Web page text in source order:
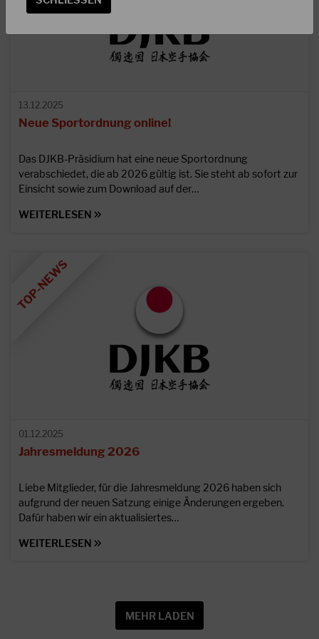
13.12.2025
Neue Sportordnung online!
Das DJKB-Präsidium hat eine neue Sportordnung
verabschiedet, die ab 2026 gültig ist. Sie steht ab sofort zur
Einsicht sowie zum Download auf der…
WEITERLESEN
01.12.2025
Jahresmeldung 2026
Liebe Mitglieder, für die Jahresmeldung 2026 haben sich
aufgrund der neuen Satzung einige Änderungen ergeben.
Dafür haben wir ein aktualisiertes…
WEITERLESEN
MEHR LADEN